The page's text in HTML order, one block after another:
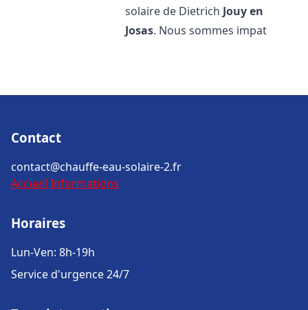
solaire de Dietrich Jouy en
Josas. Nous sommes impat
Contact
contact@chauffe-eau-solaire-2.fr
Accueil Informations
Horaires
Lun-Ven: 8h-19h
Service d'urgence 24/7